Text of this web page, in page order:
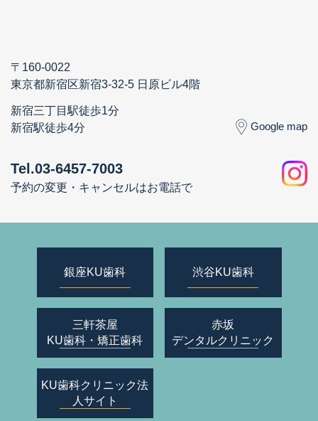
〒160-0022
東京都新宿区新宿3-32-5 日原ビル4階
新宿三丁目駅徒歩1分
新宿駅徒歩4分
Google map
Tel.03-6457-7003
予約の変更・キャンセルはお電話で
銀座KU歯科 渋谷KU歯科
三軒茶屋
KU歯科・矯正歯科
赤坂
デンタルクリニック
KU歯科クリニック法
人サイト